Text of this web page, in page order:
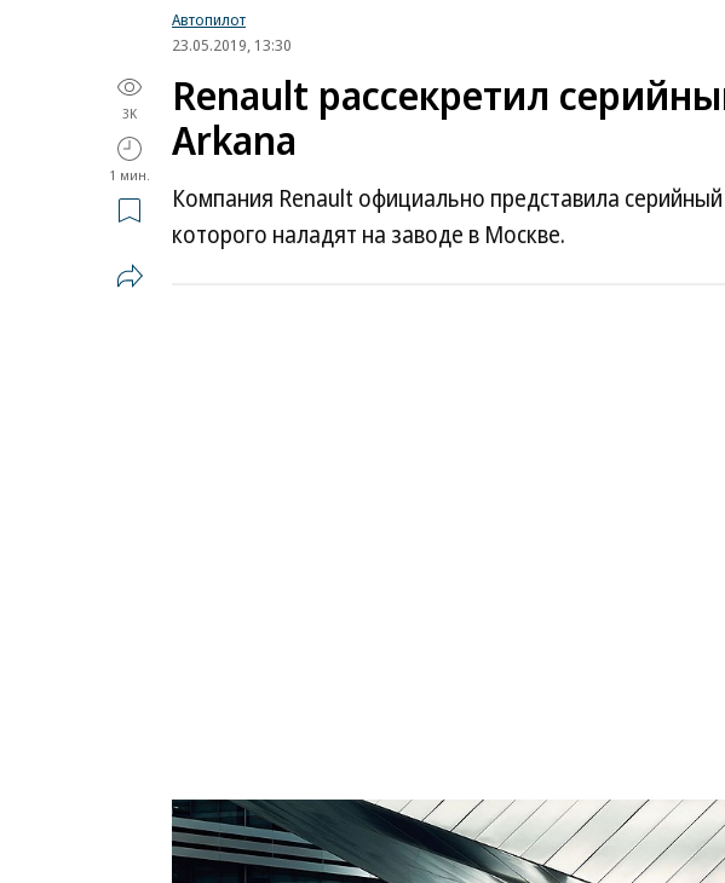
Автопилот
23.05.2019, 13:30
3K
1 мин.
Renault рассекретил
Arkana
Компания Renault официально представила
которого наладят на заводе в Москве.